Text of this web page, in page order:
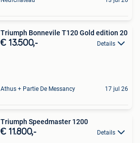
Triumph Bonnevile T120 Gold edition 20
€ 13.500,- Details
Athus + Partie De Messancy 17 jul 26
Triumph Speedmaster 1200
€ 11.800,- Details